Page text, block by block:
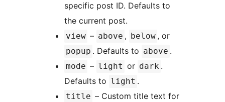
specific post ID. Defaults to
the current post.
view – above , below , or
popup . Defaults to above .
mode – light or dark .
Defaults to light .
title – Custom title text for